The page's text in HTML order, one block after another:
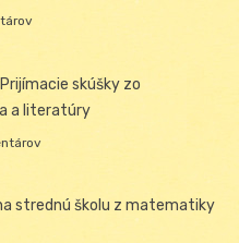
skúšky zo
a literatúry
strednú školu z matematiky